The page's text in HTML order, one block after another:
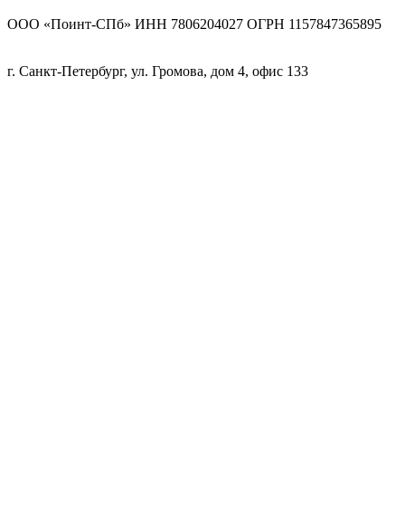
ООО «Поинт-СПб» ИНН 7806204027 ОГРН 1157847365895
г. Санкт-Петербург, ул. Громова, дом 4, офис 133